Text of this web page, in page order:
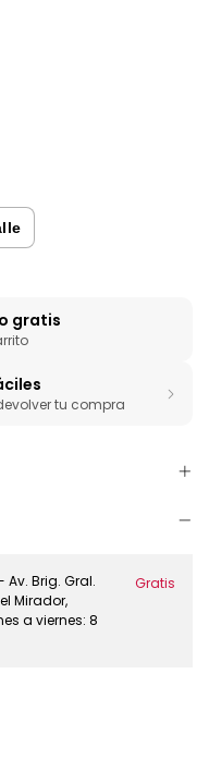
gratis
tu compra
Brig. Gral.
Mirador,
a viernes: 8
Gratis